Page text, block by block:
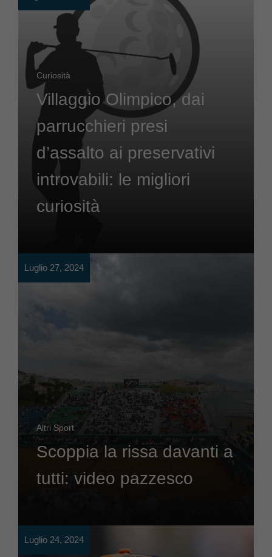
Curiosità
Villaggio Olimpico, dai
parrucchieri presi
d’assalto ai preservativi
introvabili: le migliori
curiosità
Luglio 27, 2024
Altri Sport
Scoppia la rissa davanti a
tutti: video pazzesco
Luglio 24, 2024